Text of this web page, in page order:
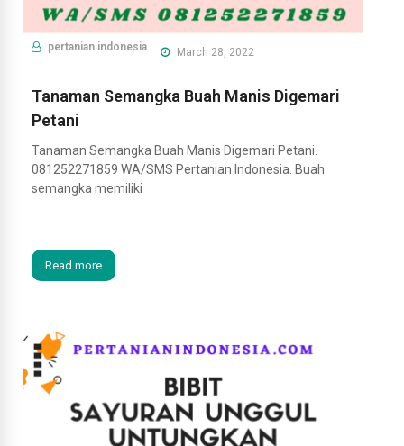
pertanian indonesia March 28, 2022
Tanaman Semangka Buah Manis Digemari
Petani
Tanaman Semangka Buah Manis Digemari Petani.
081252271859 WA/SMS Pertanian Indonesia. Buah
semangka memiliki
Read more